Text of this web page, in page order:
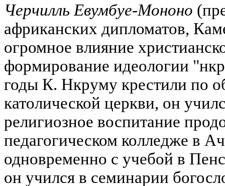
Черчилль Евумбуе-Мононо
африканских дипломатов,
огромное влияние
формирование идеологии
годы К. Нкруму крестили по
католической церкви, он
религиозное воспитание
педагогическом колледже в
одновременно с учебой в
он учился в семинарии